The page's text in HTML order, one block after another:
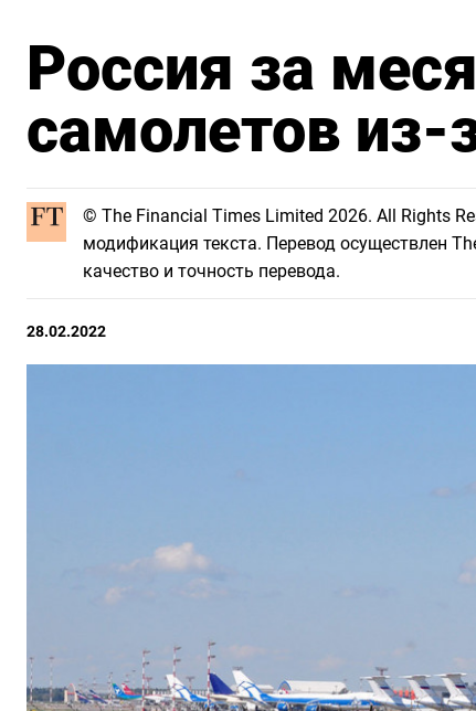
Россия за
самолетов из-
© The Financial Times Limited 2026. All Rights
модификация текста. Перевод осуществлен
качество и точность перевода.
28.02.2022